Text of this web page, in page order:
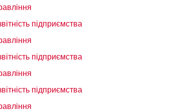
підприємства
підприємства
підприємства